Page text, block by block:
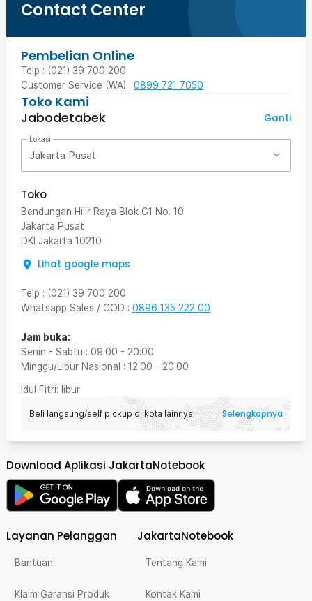
Contact Center
Pembelian Online
Telp : (021) 39 700 200
Customer Service (WA) : 0899 721 7050
Toko Kami
Jabodetabek
Ganti
Lokasi
Jakarta Pusat
Toko
Bendungan Hilir Raya Blok G1 No. 10
Jakarta Pusat
DKI Jakarta 10210
Lihat google maps
Telp : (021) 39 700 200
Whatsapp Sales / COD : 0896 135 222 00
Jam buka:
Senin - Sabtu : 09:00 - 20:00
Minggu/Libur Nasional : 12:00 - 20:00
Idul Fitri: libur
Beli langsung/self pickup di kota lainnya Selengkapnya
Download Aplikasi JakartaNotebook
Layanan Pelanggan
Bantuan
Klaim Garansi Produk
JakartaNotebook
Tentang Kami
Kontak Kami